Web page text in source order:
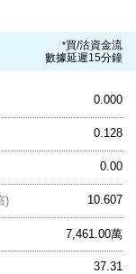
*買/沽資金流
數據延遲15分鐘
0.000
0.128
0.00
10.607
)
7,461.00萬
37.31